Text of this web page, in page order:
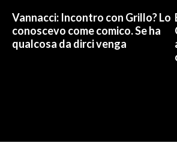
Vannacci: Incontro con Grillo? Lo
conoscevo come comico. Se ha
qualcosa da dirci venga